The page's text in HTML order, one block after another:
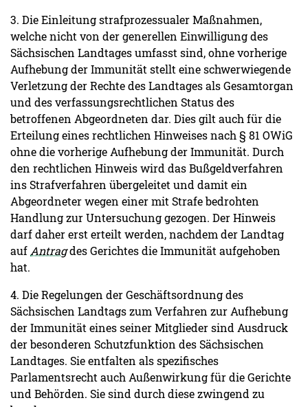
3. Die Einleitung strafprozessualer Maßnahmen,
welche nicht von der generellen Einwilligung des
Sächsischen Landtages umfasst sind, ohne vorherige
Aufhebung der Immunität stellt eine schwerwiegende
Verletzung der Rechte des Landtages als Gesamtorgan
und des verfassungsrechtlichen Status des
betroffenen Abgeordneten dar. Dies gilt auch für die
Erteilung eines rechtlichen Hinweises nach § 81 OWiG
ohne die vorherige Aufhebung der Immunität. Durch
den rechtlichen Hinweis wird das Bußgeldverfahren
ins Strafverfahren übergeleitet und damit ein
Abgeordneter wegen einer mit Strafe bedrohten
Handlung zur Untersuchung gezogen. Der Hinweis
darf daher erst erteilt werden, nachdem der Landtag
auf Antragdes Gerichtes die Immunität aufgehoben
hat.
4. Die Regelungen der Geschäftsordnung des
Sächsischen Landtags zum Verfahren zur Aufhebung
der Immunität eines seiner Mitglieder sind Ausdruck
der besonderen Schutzfunktion des Sächsischen
Landtages. Sie entfalten als spezifisches
Parlamentsrecht auch Außenwirkung für die Gerichte
und Behörden. Sie sind durch diese zwingend zu